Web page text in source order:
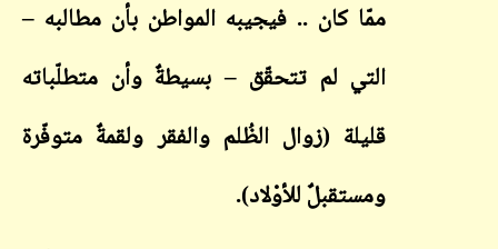
ممّا كان .. فيجيبه المواطن بأن مطالبه –
التي لم تتحقّق – بسيطةٌ وأن متطلّباته
قليلة (زوال الظُلم والفقر ولقمةٌ متوفّرة
ومستقبلٌ للأوْلاد).